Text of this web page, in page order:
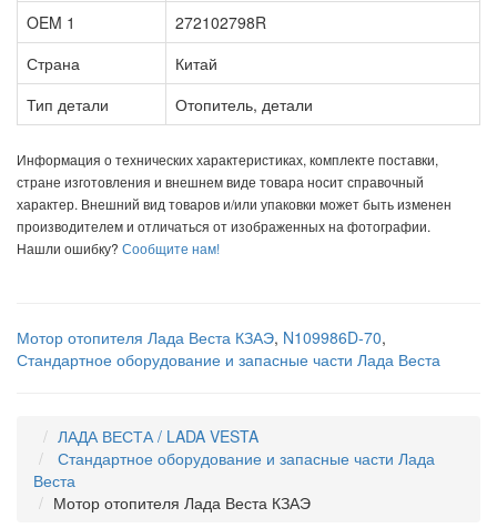
OEM 1
272102798R
Страна
Китай
Тип детали
Отопитель, детали
Информация о технических характеристиках, комплекте поставки,
стране изготовления и внешнем виде товара носит справочный
характер. Внешний вид товаров и/или упаковки может быть изменен
производителем и отличаться от изображенных на фотографии.
Нашли ошибку? Сообщите нам!
Мотор отопителя Лада Веста КЗАЭ, N109986D-70,
Стандартное оборудование и запасные части Лада Веста
ЛАДА ВЕСТА / LADA VESTA
Стандартное оборудование и запасные части Лада
Веста
Мотор отопителя Лада Веста КЗАЭ